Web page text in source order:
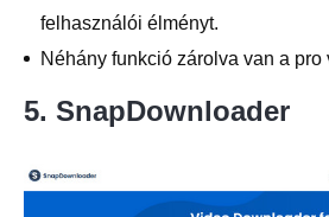
felhasználói élményt.
Néhány funkció zárolva van a pro
5. SnapDownloader